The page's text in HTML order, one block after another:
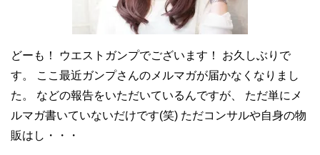
どーも！ ウエストガンプでございます！ お久しぶりで
す。 ここ最近ガンプさんのメルマガが届かなくなりまし
た。 などの報告をいただいているんですが、 ただ単にメ
ルマガ書いていないだけです(笑) ただコンサルや自身の物
販はし・・・